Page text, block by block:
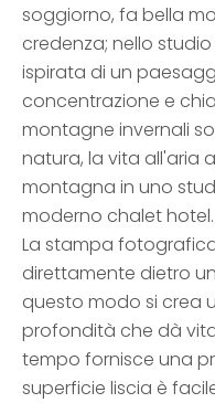
soggiorno, fa bella
credenza; nello
ispirata di un
concentrazione e
montagne invernali
natura, la vita all'aria
montagna in uno
moderno chalet hotel.
La stampa
direttamente dietro
questo modo si crea
profondità che dà
tempo fornisce una
superficie liscia è